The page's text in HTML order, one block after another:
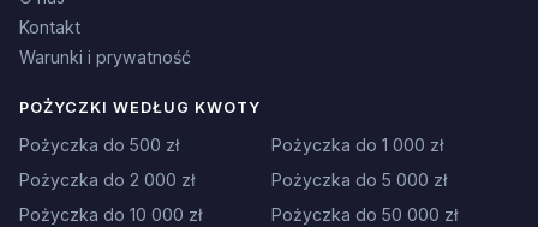
Kontakt
Warunki i prywatność
POŻYCZKI WEDŁUG KWOTY
Pożyczka do 500 zł
Pożyczka do 1 000 zł
Pożyczka do 2 000 zł
Pożyczka do 5 000 zł
Pożyczka do 10 000 zł
Pożyczka do 50 000 zł